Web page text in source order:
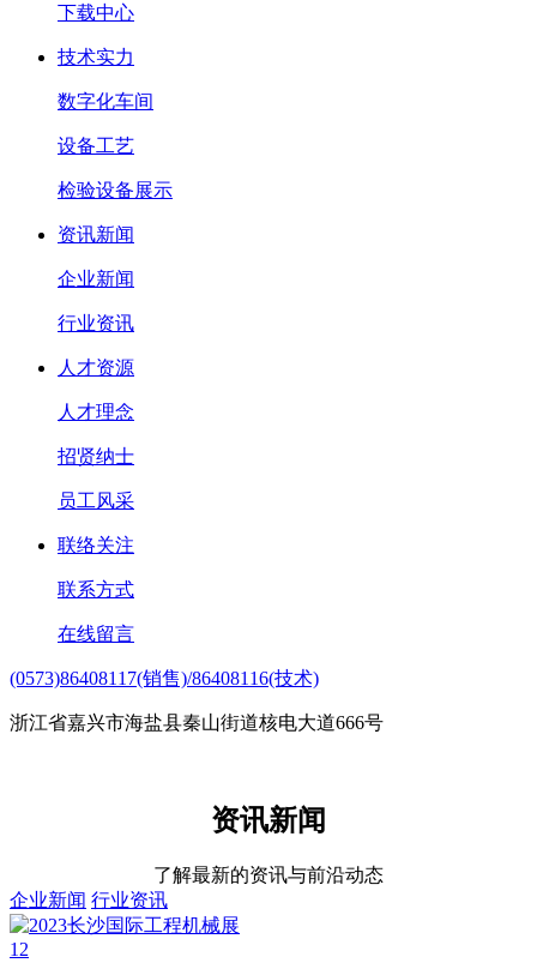
下载中心
技术实力
数字化车间
设备工艺
检验设备展示
资讯新闻
企业新闻
行业资讯
人才资源
人才理念
招贤纳士
员工风采
联络关注
联系方式
在线留言
(0573)86408117(销售)/86408116(技术)
浙江省嘉兴市海盐县秦山街道核电大道666号
资讯新闻
了解最新的资讯与前沿动态
企业新闻 行业资讯
12